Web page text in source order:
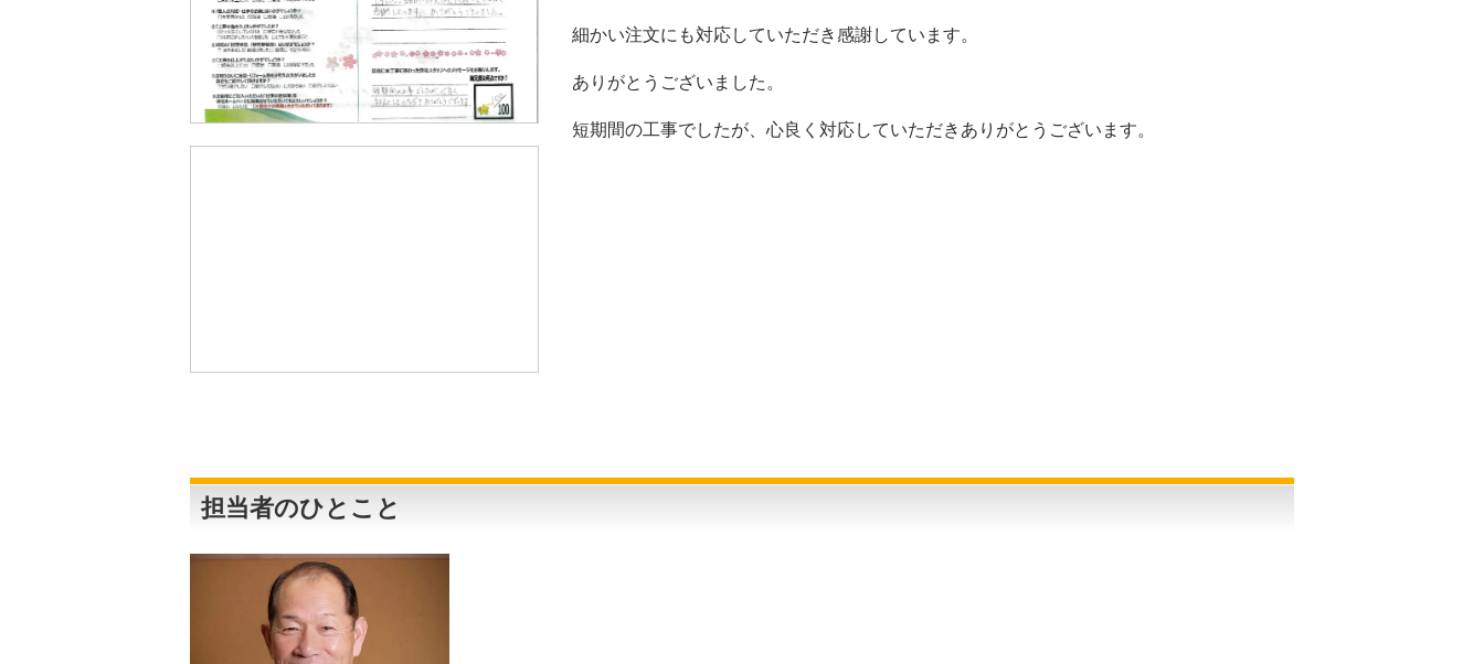
細かい注文にも対応していただき感謝しています。
ありがとうございました。
短期間の工事でしたが、心良く対応していただきありがとうございます。
担当者のひとこと